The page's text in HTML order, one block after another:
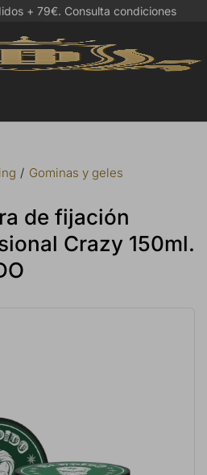
+ 79€. Consulta condiciones
Gominas y geles
de fijación
Crazy 150ml.